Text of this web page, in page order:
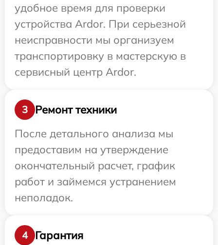
удобное время для проверки
устройства Ardor. При серьезной
неисправности мы организуем
транспортировку в мастерскую в
сервисный центр Ardor.
3
Ремонт техники
После детального анализа мы
предоставим на утверждение
окончательный расчет, график
работ и займемся устранением
неполадок.
4
Гарантия